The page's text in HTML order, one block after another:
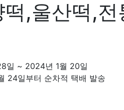
,울산떡,전
일 ~ 2024년 1월 20일
24일부터 순차적 택배 발송